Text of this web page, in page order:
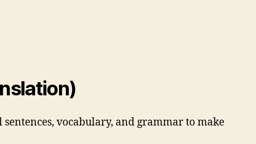
vocabulary, and grammar to make